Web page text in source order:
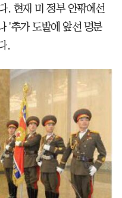
. 현재 미 정부 안팎에선
'추가 도발에 앞선 명분
.